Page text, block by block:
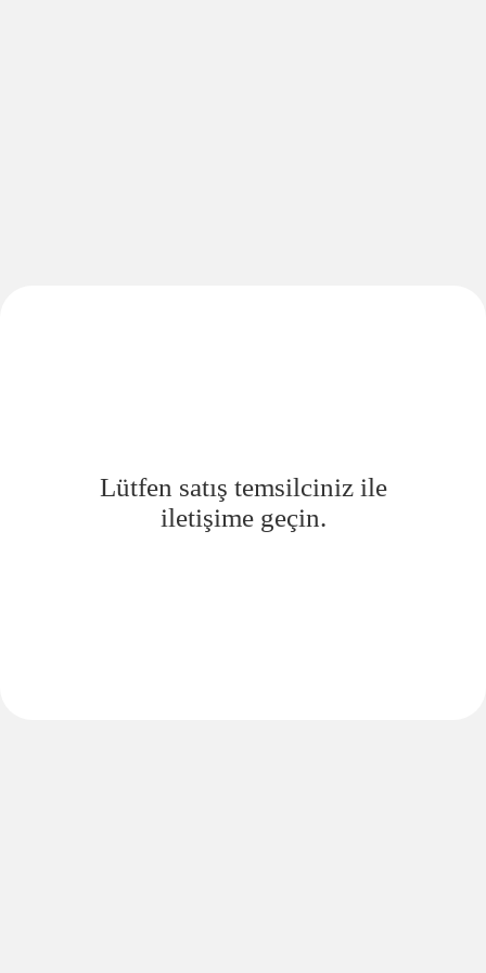
Lütfen satış temsilciniz ile
iletişime geçin.